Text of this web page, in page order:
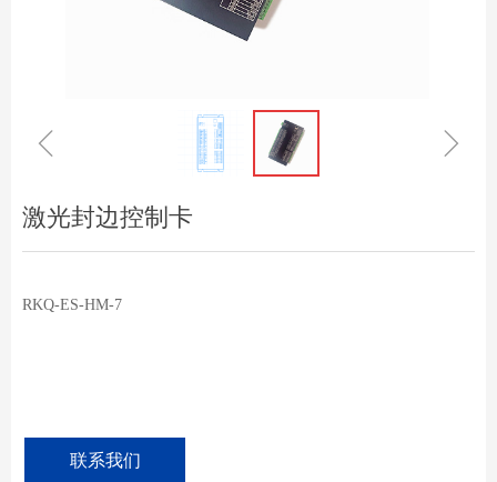
ꁆ ꁇ
激光封边控制卡
RKQ-ES-HM-7
联系我们